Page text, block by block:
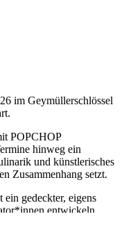
im Geymüllerschlössel
POPCHOP
hinweg ein
und künstlerisches
Zusammenhang setzt.
gedeckter, eigens
entwickeln
Glas, Textilien,